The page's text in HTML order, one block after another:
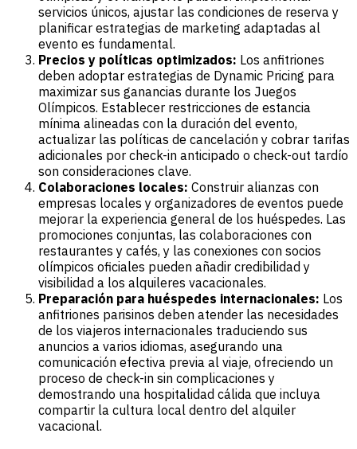
servicios únicos, ajustar las condiciones de reserva y
planificar estrategias de marketing adaptadas al
evento es fundamental.
Precios y políticas optimizados: Los anfitriones
deben adoptar estrategias de Dynamic Pricing para
maximizar sus ganancias durante los Juegos
Olímpicos. Establecer restricciones de estancia
mínima alineadas con la duración del evento,
actualizar las políticas de cancelación y cobrar tarifas
adicionales por check-in anticipado o check-out tardío
son consideraciones clave.
Colaboraciones locales: Construir alianzas con
empresas locales y organizadores de eventos puede
mejorar la experiencia general de los huéspedes. Las
promociones conjuntas, las colaboraciones con
restaurantes y cafés, y las conexiones con socios
olímpicos oficiales pueden añadir credibilidad y
visibilidad a los alquileres vacacionales.
Preparación para huéspedes internacionales: Los
anfitriones parisinos deben atender las necesidades
de los viajeros internacionales traduciendo sus
anuncios a varios idiomas, asegurando una
comunicación efectiva previa al viaje, ofreciendo un
proceso de check-in sin complicaciones y
demostrando una hospitalidad cálida que incluya
compartir la cultura local dentro del alquiler
vacacional.